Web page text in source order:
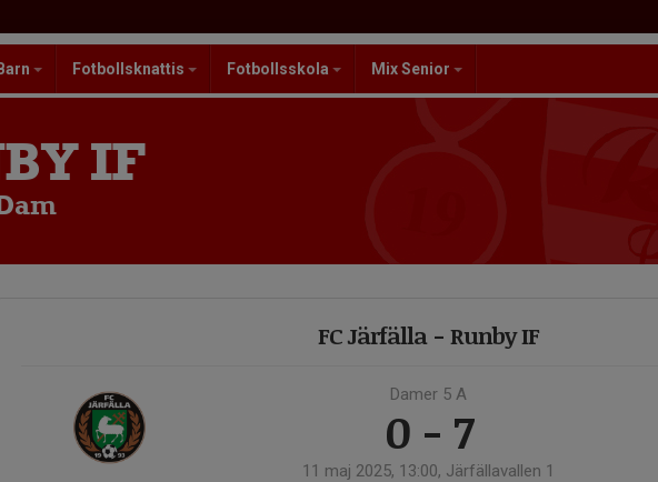
Barn Fotbollsknattis Fotbollsskola Mix Senior
IF
FC Järfälla - Runby IF
Damer 5 A
0 - 7
11 maj 2025, 13:00, Järfällavallen 1